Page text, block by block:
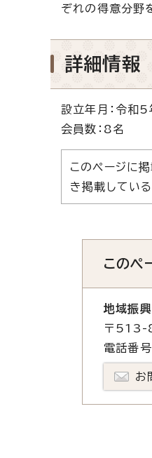
ぞれの得意分野
詳細情報
設立年月：令和5
会員数：8名
このページに
き掲載してい
このペ
地域振
〒513-
電話番
お